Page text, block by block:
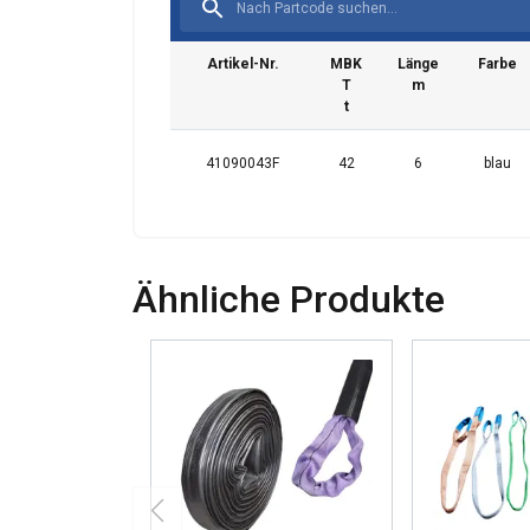
Artikel-Nr.
MBK
T
t
Länge
m
Farbe
41090043F 42 6 blau
Ähnliche Produkte
również
wyniku